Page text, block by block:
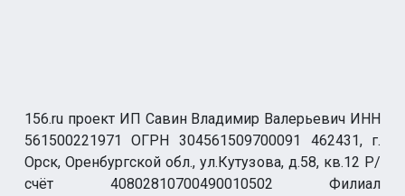
156.ru проект ИП Савин Владимир Валерьевич ИНН
561500221971 ОГРН 304561509700091 462431, г.
Орск, Оренбургской обл., ул.Кутузова, д.58, кв.12 Р/
счёт 40802810700490010502 Филиал